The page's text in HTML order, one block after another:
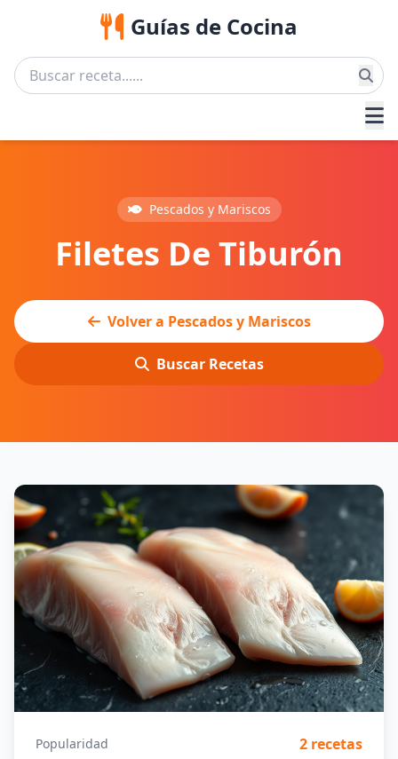
Guías de Cocina
Pescados y Mariscos
Filetes De Tiburón
Volver a Pescados y Mariscos
Buscar Recetas
Popularidad 2 recetas